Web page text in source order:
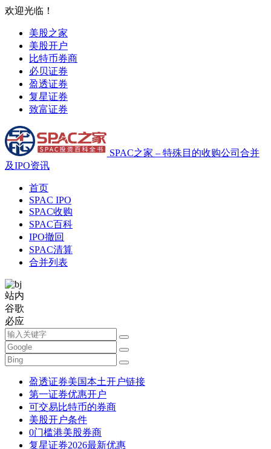
欢迎光临！
美股之家
美股开户
比特币券商
必贝证券
盈透证券
复星证券
致富证券
SPAC之家 – 特殊目的收购公司合并
及IPO资讯
首页
SPAC IPO
SPAC收购
SPAC百科
IPO撤回
SPAC清算
合并列表
站内
谷歌
必应
盈透证券美国本土开户链接
第一证券优惠开户
可交易比特币的券商
美股开户条件
0门槛港美股券商
复星证券2026最新优惠